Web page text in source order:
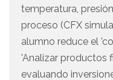
temperatura,
proceso (CFX
alumno reduce el
'Analizar productos
evaluando